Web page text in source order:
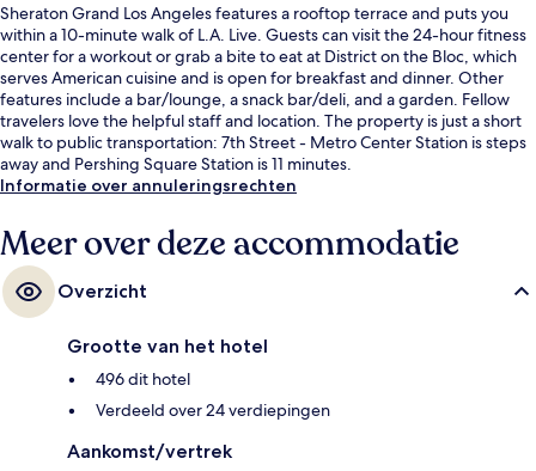
Sheraton Grand Los Angeles features a rooftop terrace and puts you
within a 10-minute walk of L.A. Live. Guests can visit the 24-hour fitness
center for a workout or grab a bite to eat at District on the Bloc, which
serves American cuisine and is open for breakfast and dinner. Other
features include a bar/lounge, a snack bar/deli, and a garden. Fellow
travelers love the helpful staff and location. The property is just a short
walk to public transportation: 7th Street - Metro Center Station is steps
away and Pershing Square Station is 11 minutes.
Informatie over annuleringsrechten
Meer over deze accommodatie
Overzicht
Grootte van het hotel
496 dit hotel
Verdeeld over 24 verdiepingen
Aankomst/vertrek